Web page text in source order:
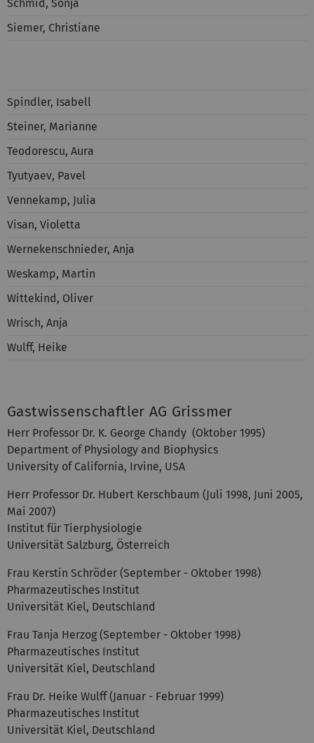
Schmid, Sonja
Siemer, Christiane
Spindler, Isabell
Steiner, Marianne
Teodorescu, Aura
Tyutyaev, Pavel
Vennekamp, Julia
Visan, Violetta
Wernekenschnieder, Anja
Weskamp, Martin
Wittekind, Oliver
Wrisch, Anja
Wulff, Heike
Gastwissenschaftler AG Grissmer
Herr Professor Dr. K. George Chandy (Oktober 1995)
Department of Physiology and Biophysics
University of California, Irvine, USA
Herr Professor Dr. Hubert Kerschbaum (Juli 1998, Juni 2005,
Mai 2007)
Institut für Tierphysiologie
Universität Salzburg, Österreich
Frau Kerstin Schröder (September - Oktober 1998)
Pharmazeutisches Institut
Universität Kiel, Deutschland
Frau Tanja Herzog (September - Oktober 1998)
Pharmazeutisches Institut
Universität Kiel, Deutschland
Frau Dr. Heike Wulff (Januar - Februar 1999)
Pharmazeutisches Institut
Universität Kiel, Deutschland